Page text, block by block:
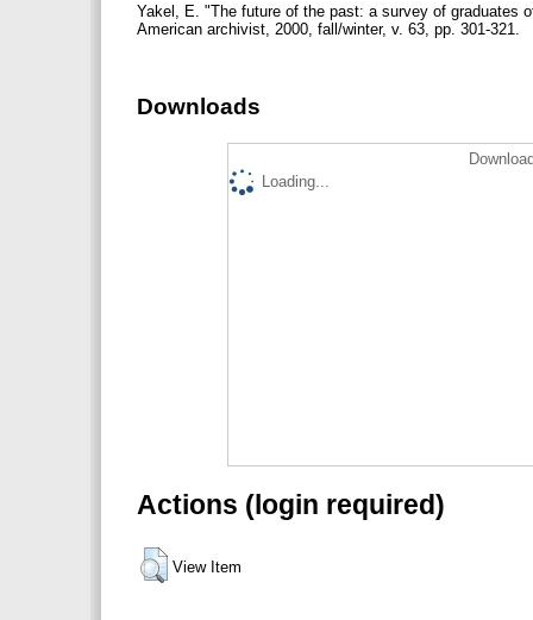
Yakel, E. "The future of the past: a survey of graduates
American archivist, 2000, fall/winter, v. 63, pp. 301-321.
Downloads
Loading...
Actions (login required)
View Item